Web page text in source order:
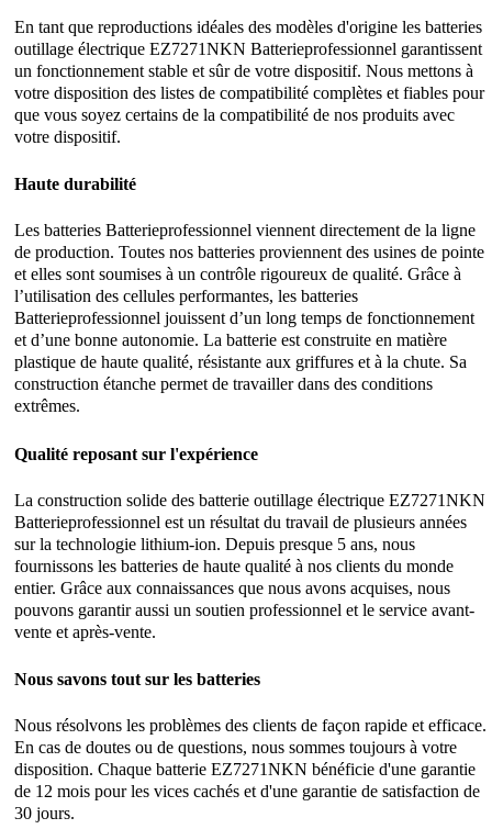
En tant que reproductions idéales des modèles d'origine les batteries
outillage électrique EZ7271NKN Batterieprofessionnel garantissent
un fonctionnement stable et sûr de votre dispositif. Nous mettons à
votre disposition des listes de compatibilité complètes et fiables pour
que vous soyez certains de la compatibilité de nos produits avec
votre dispositif.
Haute durabilité
Les batteries Batterieprofessionnel viennent directement de la ligne
de production. Toutes nos batteries proviennent des usines de pointe
et elles sont soumises à un contrôle rigoureux de qualité. Grâce à
l’utilisation des cellules performantes, les batteries
Batterieprofessionnel jouissent d’un long temps de fonctionnement
et d’une bonne autonomie. La batterie est construite en matière
plastique de haute qualité, résistante aux griffures et à la chute. Sa
construction étanche permet de travailler dans des conditions
extrêmes.
Qualité reposant sur l'expérience
La construction solide des batterie outillage électrique EZ7271NKN
Batterieprofessionnel est un résultat du travail de plusieurs années
sur la technologie lithium-ion. Depuis presque 5 ans, nous
fournissons les batteries de haute qualité à nos clients du monde
entier. Grâce aux connaissances que nous avons acquises, nous
pouvons garantir aussi un soutien professionnel et le service avant-
vente et après-vente.
Nous savons tout sur les batteries
Nous résolvons les problèmes des clients de façon rapide et efficace.
En cas de doutes ou de questions, nous sommes toujours à votre
disposition. Chaque batterie EZ7271NKN bénéficie d'une garantie
de 12 mois pour les vices cachés et d'une garantie de satisfaction de
30 jours.